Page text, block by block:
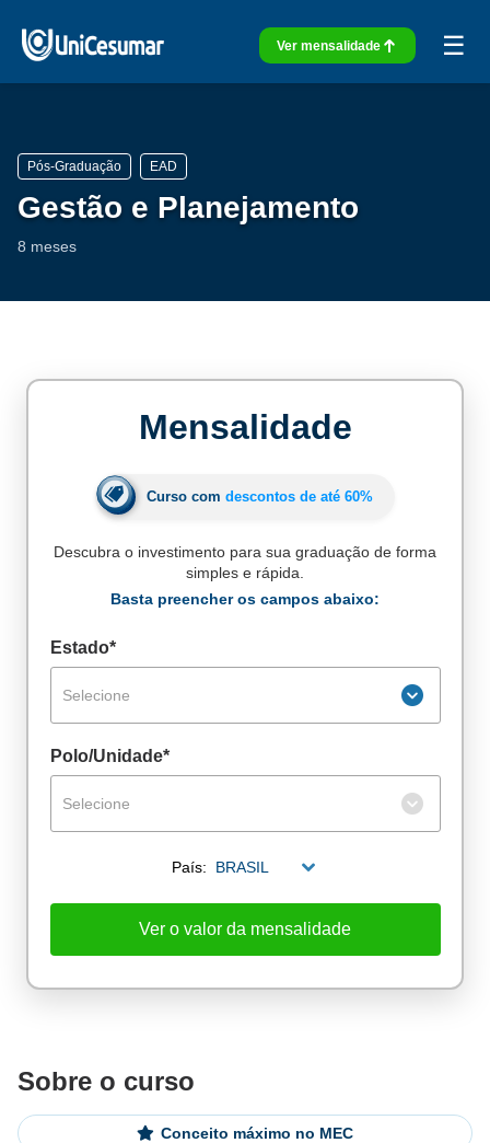
Ver mensalidade ☰
Pós-Graduação EAD
Gestão e Planejamento
8 meses
Sobre o curso
Conceito máximo no MEC
De alunos empregados
Mensalidade
Curso com descontos de até 60%
Descubra o investimento para sua graduação de forma
simples e rápida.
Basta preencher os campos abaixo:
Estado*
Selecione
Polo/Unidade*
Selecione
País: BRASIL
Ver o valor da mensalidade